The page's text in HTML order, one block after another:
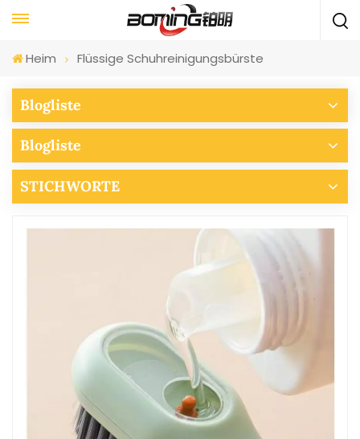
Heim Flüssige Schuhreinigungsbürste
Blogliste
Blogliste
STICHWORTE